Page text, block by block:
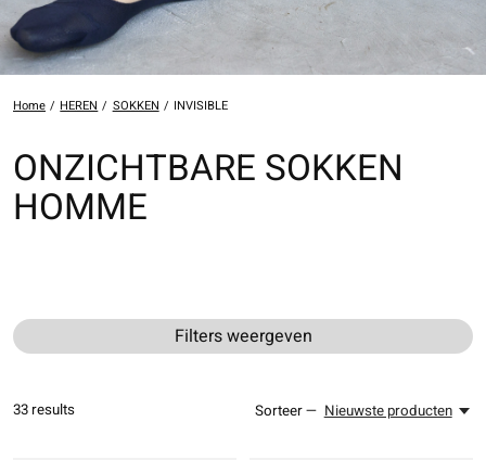
Home / HEREN / SOKKEN / INVISIBLE
ONZICHTBARE SOKKEN
HOMME
Filters weergeven
33 results Sorteer — Nieuwste producten